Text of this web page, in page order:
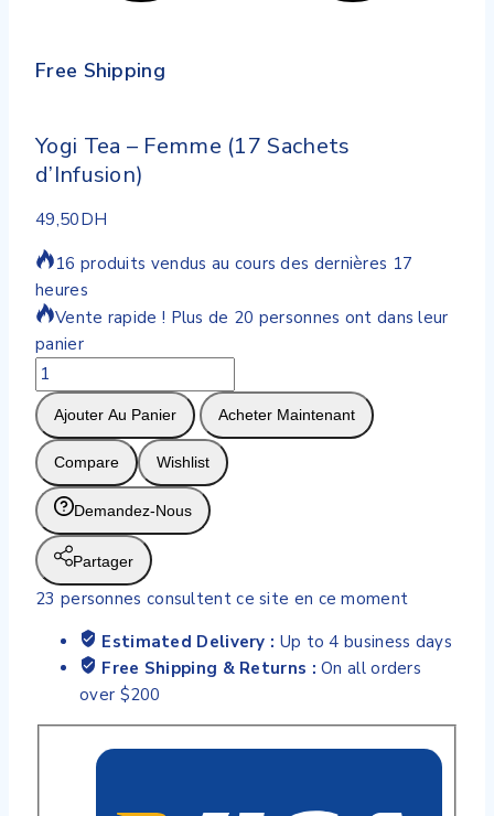
Free Shipping
Yogi Tea – Femme (17 Sachets
d’Infusion)
49,50DH
16 produits vendus au cours des dernières 17
heures
Vente rapide ! Plus de 20 personnes ont dans leur
panier
quantité
de
Yogi
Tea
–
Femme
(17
Sachets
d’Infusion)
Ajouter Au Panier Acheter Maintenant
Compare Wishlist
Demandez-Nous
Partager
23 personnes consultent ce site en ce moment
Estimated Delivery : Up to 4 business days
Free Shipping & Returns :On all orders
over $200